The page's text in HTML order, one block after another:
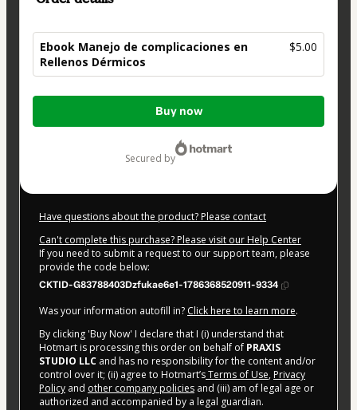
Ebook Manejo de complicaciones en
Rellenos Dérmicos
$5.00
Total
Buy now
secured by
Have questions about the product? Please contact
Can't complete this purchase? Please visit our Help Center
If you need to submit a request to our support team, please
provide the code below:
CKTID-G83788403Dzfukae6e1-1786368520911-9334
Was your information autofill in? Click here to learn more.
By clicking 'Buy Now' I declare that I (i) understand that
Hotmart is processing this order on behalf of PRAXIS
STUDIO LLC and has no responsibility for the content and/or
control over it; (ii) agree to Hotmart’sTerms of Use, Privacy
Policy and other company policies and (iii) am of legal age or
authorized and accompanied by a legal guardian.